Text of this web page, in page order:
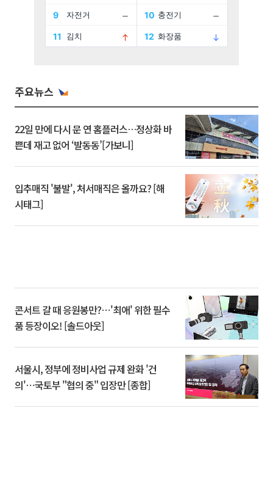
주요뉴스
22일 만에 다시 문 연 홈플러스…정상화 바
쁜데 재고 없어 ‘발동동’[가보니]
입추매직 '불발', 처서매직은 올까요? [해
시태그]
콘서트 갈 때 응원봉만?⋯'최애' 위한 필수
품 등장이오! [솔드아웃]
서울시, 정부에 정비사업 규제 완화 '건
의'⋯국토부 "협의 중" 입장만 [종합]